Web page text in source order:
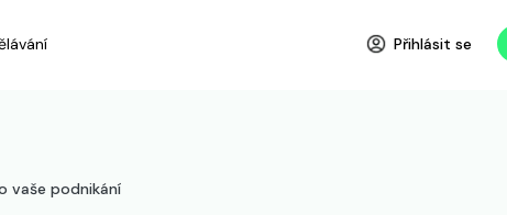
Přihlásit se
vaše podnikání